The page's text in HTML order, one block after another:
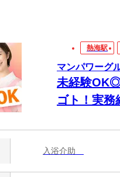
熱海駅
マンパワーグ
未経験
ゴト！実務
入浴介助